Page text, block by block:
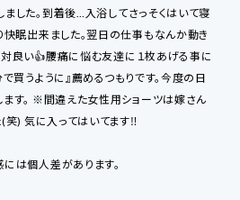
した。到着後…入浴してさっそくはいて寝
快眠出来ました。翌日の仕事もなんか動き
良い👍腰痛に悩む友達に１枚あげる事に
で買うように』薦めるつもりです。今度の日
す。 ※間違えた女性用ショーツは嫁さん
笑) 気に入ってはいてます‼️
は個人差があります。